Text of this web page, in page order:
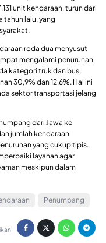
unit kendaraan, turun dari
tahun lalu, yang
roda dua menyusut
mengalami penurunan
kategori truk dan bus,
30,9% dan 12,6%. Hal ini
sektor transportasi jelang
dari Jawa ke
jumlah kendaraan
yang cukup tipis.
layanan agar
meskipun dalam
Penumpang